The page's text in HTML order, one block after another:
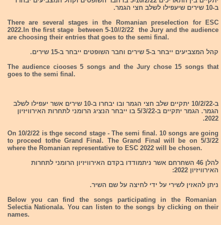
ב-10 שירים שיעפילו לשלב חצי הגמר.
There are several stages in the Romanian preselection for ESC
2022.In the first stage between 5-10//2/22 the Jury and the audience
are choosing their entries that goes to the semi final.
קהל המצביעים ייבחר ב-5 שירים וחבר השופטים ייבחר ב-15 שירים.
The audience ciooses 5 songs and the Jury chose 15 songs that
goes to the semi final.
ב-10/2/22 יתקיים שלב חצי הגמר ובו יבחרו ב-10 שירים אשר יעפילו לשלב
הגמר. הגמר יתקיים ב-5/3/22 בו ייבחר הנציג הרומני לתחרות האירוויזיון
2022.
On 10/2/22 is thge second stage - The semi final. 10 songs are going
to proceed tothe Grand Final. The Grand Final will be on 5/3/22
where the Romanian representative to ESC 2022 will be chosen.
להלן 46 השחרחם אשר ניתמודדו בקדם האירוויזיון הרומני לתחרות
האירוויזיון 2022:
ניתן להאזין לשירי על ידי לחיצה על שם השיר.
Below you can find the songs participating in the Romanian
Selectia Nationala. You can listen to the songs by clicking on their
names.